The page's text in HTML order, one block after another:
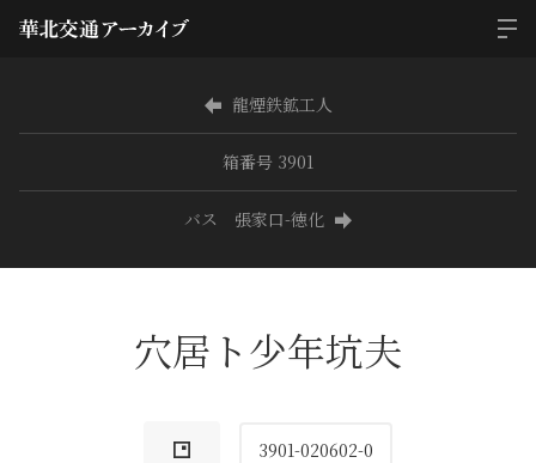
龍煙鉄鉱工人
箱番号 3901
バス 張家口-徳化
穴居ト少年坑夫
3901-020602-0